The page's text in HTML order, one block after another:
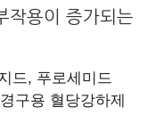
작용이 증가되는
드, 푸로세미드
구용 혈당강하제